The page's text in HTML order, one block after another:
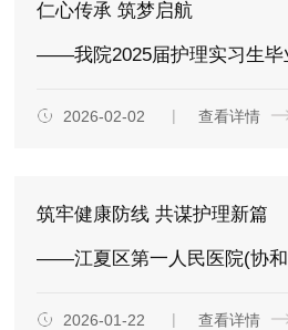
仁心传承 筑梦启航
——我院2025届护理实习生毕业典礼暨优
2026-02-02 查看详情
筑牢健康防线 共谋护理新篇
——江夏区第一人民医院(协和江南医院)护理部召开2025年度护
2026-01-22 查看详情